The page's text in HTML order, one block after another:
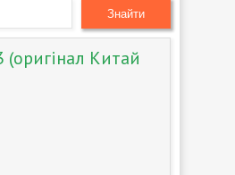
Знайти
(оригінал Китай